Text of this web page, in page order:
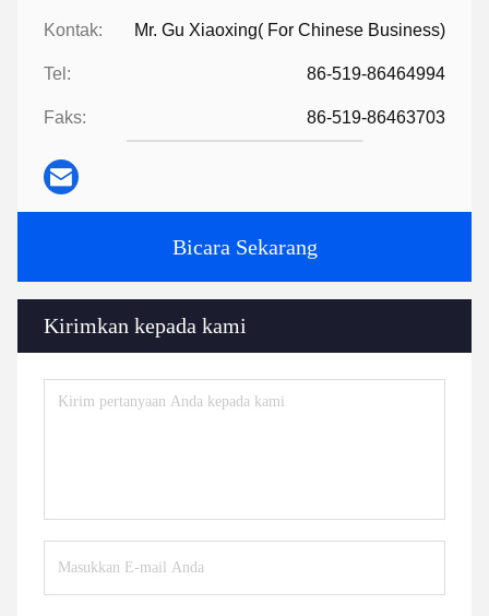
Kontak: Mr. Gu Xiaoxing( For Chinese Business)
Tel: 86-519-86464994
Faks: 86-519-86463703
Bicara Sekarang
Kirimkan kepada kami